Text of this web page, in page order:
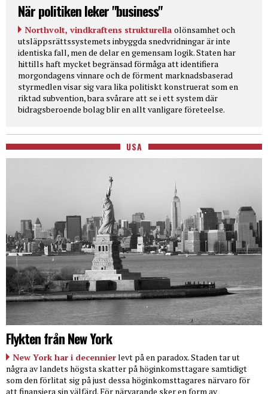
När politiken leker "business"
Northvolt, vindkraftens strukturella olönsamhet och
utsläppsrättssystemets inbyggda snedvridningar är inte
identiska fall, men de delar en gemensam logik. Staten har
hittills haft mycket begränsad förmåga att identifiera
morgondagens vinnare och de förment marknadsbaserad
styrmedlen visar sig vara lika politiskt konstruerat som en
riktad subvention, bara svårare att se i ett system där
bidragsberoende bolag blir en allt vanligare företeelse.
USA
Flykten från New York
New York har i decennierlevt på en paradox. Staden tar ut
några av landets högsta skatter på höginkomsttagare samtidigt
som den förlitat sig på just dessa höginkomsttagares närvaro för
att finansiera sin välfärd. För närvarande sker en form av